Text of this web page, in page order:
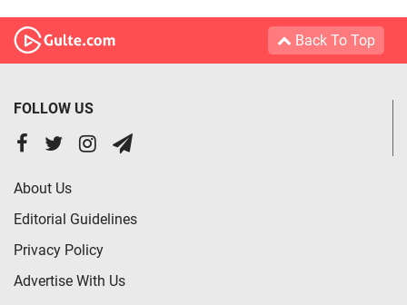
Back To Top
FOLLOW US
About Us
Editorial Guidelines
Privacy Policy
Advertise With Us